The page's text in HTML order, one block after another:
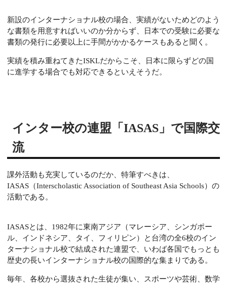
新設のインターナショナル校の場合、実績がないためどのよう
な書類を用意すればいいのか分からず、日本での受験に必要な
書類の発行に必要以上に手間がかかるケースもあると聞く。
実績を積み重ねてきたISKLだからこそ、日本に限らずどの国
に進学する場合でも対応できるといえそうだ。
インター校の連盟「IASAS」で国際交
流
課外活動も充実しているのだか、特筆すべきは、
IASAS（Interscholastic Association of Southeast Asia Schools）の
活動である。
IASASとは、1982年に東南アジア（マレーシア、シンガポー
ル、インドネシア、タイ、フィリピン）と台湾の全6校のイン
ターナショナル校で結成された連盟で、いわば各国でもっとも
歴史の長いインターナショナル校の国際的な集まりである。
毎年、各校から選抜された生徒が集い、スポーツや芸術、数学